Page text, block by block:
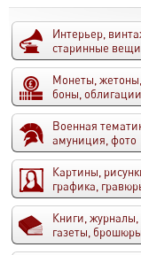
Интерьер,
старинные вещи
Монеты, жетоны,
боны, облигации
Военная
амуниция, фото
Картины,
графика,
Книги, журналы,
газеты, брошюры